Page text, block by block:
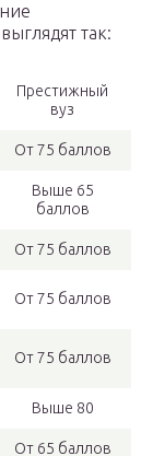
так:
Престижный
вуз
От 75 баллов
Выше 65
баллов
От 75 баллов
От 75 баллов
От 75 баллов
Выше 80
От 65 баллов